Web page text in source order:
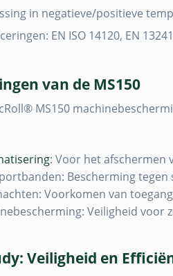
in negatieve/positieve
EN ISO 14120, EN
van de MS150
MS150
: Voor het
Bescherming
Voorkomen van
Veiligheid voor
Veiligheid en